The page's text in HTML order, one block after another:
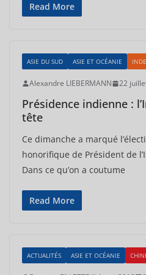
Read More
ASIE DU SUD ASIE ET OCÉANIE INDE
Alexandre LIEBERMANN 22
Présidence indienne :
tête
Ce dimanche a marqué
honorifique de Président de
Dans ce qu’on a coutume
Read More
ACTUALITÉS ASIE ET OCÉANIE